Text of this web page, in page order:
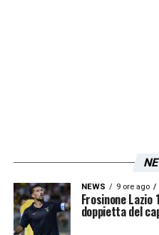
NEWS 9 ore ago
Frosinone
doppietta del